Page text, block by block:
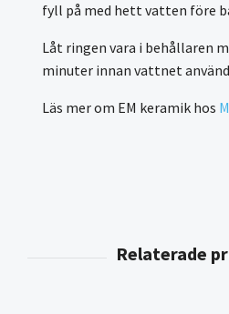
fyll på med hett vatten före
Låt ringen vara i behållaren
minuter innan vattnet
Läs mer om EM keramik hos